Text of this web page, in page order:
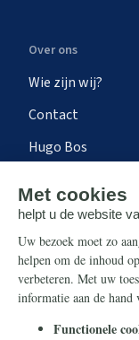
Over ons
Wie zijn wij?
Contact
Hugo Bos
Steun ons
Nieuwsbrief
Eenmalig
Maandelijks